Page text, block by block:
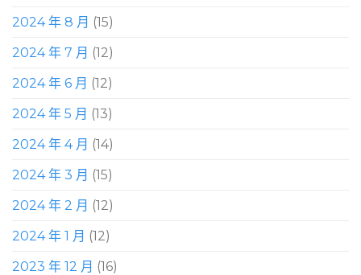
2024 年 8 月 (15)
2024 年 7 月 (12)
2024 年 6 月 (12)
2024 年 5 月 (13)
2024 年 4 月 (14)
2024 年 3 月 (15)
2024 年 2 月 (12)
2024 年 1 月 (12)
2023 年 12 月 (16)